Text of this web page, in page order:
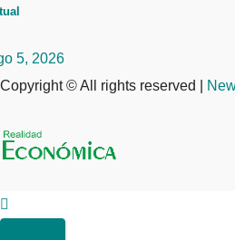
5, 2026
Copyright © All rights reserved